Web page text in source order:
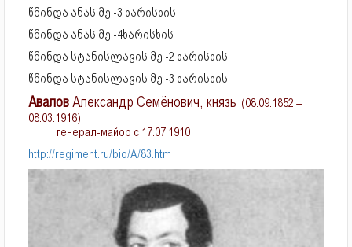
წმინდა ანას მე -3 ხარისხის
წმინდა ანას მე -4ხარისხის
წმინდა სტანისლავის მე -2 ხარისხის
წმინდა სტანისლავის მე -3 ხარისხის
АваловАлександр Семёнович, князь (08.09.1852 –
08.03.1916)
генерал-майор с 17.07.1910
http://regiment.ru/bio/A/83.htm